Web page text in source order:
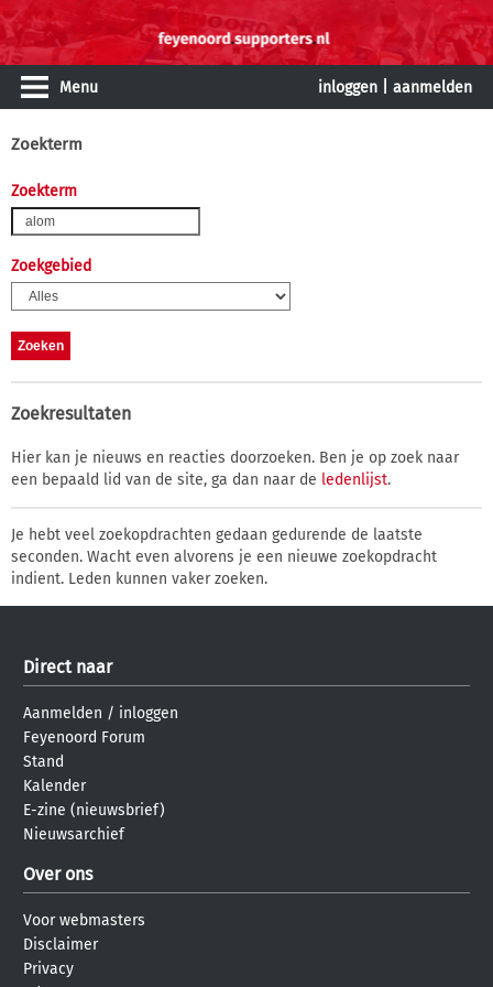
Menu inloggen aanmelden
Zoekterm
Zoekterm
Zoekgebied
Zoekresultaten
Hier kan je nieuws en reacties doorzoeken. Ben je op zoek naar
een bepaald lid van de site, ga dan naar de ledenlijst.
Je hebt veel zoekopdrachten gedaan gedurende de laatste
seconden. Wacht even alvorens je een nieuwe zoekopdracht
indient. Leden kunnen vaker zoeken.
Direct naar
Aanmelden / inloggen
Feyenoord Forum
Stand
Kalender
E-zine (nieuwsbrief)
Nieuwsarchief
Over ons
Voor webmasters
Disclaimer
Privacy